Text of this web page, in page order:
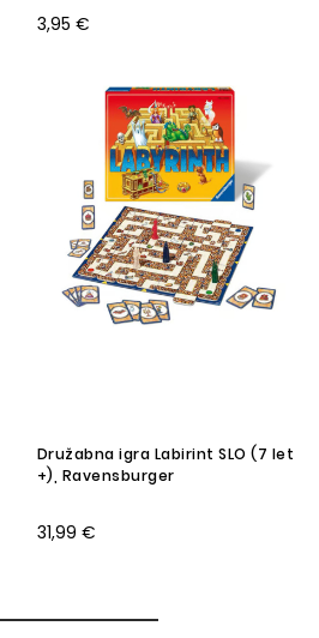
3,95 €
Družabna igra Labirint SLO (7 let
+), Ravensburger
31,99 €